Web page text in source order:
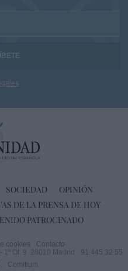
SOCIEDAD
OPINIÓN
DE LA PRENSA DE HOY
PATROCINADO
cookies
Contacto
Of. 9. 28010 Madrid
91 445 32 55
Comitium